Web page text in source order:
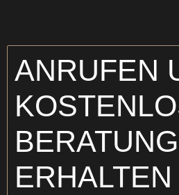
ANRUFEN
BERATUNG
ERHALTEN